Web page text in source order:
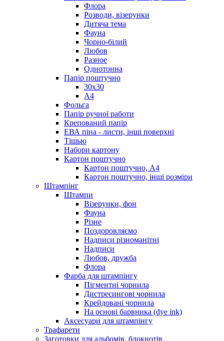
Флора
Розводи, візерунки
Дитяча тема
Фауна
Чорно-білий
Любов
Разное
Однотонна
Папір поштучно
30х30
А4
Фольга
Папір ручної работи
Крепований папір
ЕВА піна - листи, інші поверхні
Тішью
Набори картону
Картон поштучно
Картон поштучно, А4
Картон поштучно, інші розміри
Штампінг
Штампи
Візерунки, фон
Фауна
Різне
Поздоровляємо
Надписи різноманітні
Надписи
Любов, дружба
Флора
Фарба для штампінгу
Пігментні чорнила
Дистресингові чорнила
Крейдовані чорнила
На основі барвника (dye ink)
Аксесуари для штампінгу
Трафарети
Заготовки для альбомів, блокнотів